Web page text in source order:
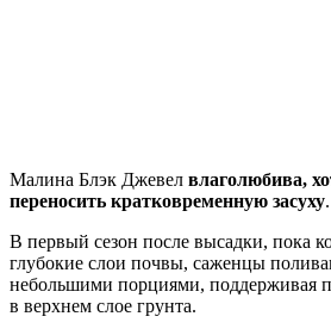
Малина Блэк Джевел влаголюбива,
переносить кратковременную засуху.
В первый сезон после высадки, пока
глубокие слои почвы, саженцы
небольшими порциями, поддерживая
в верхнем слое грунта.